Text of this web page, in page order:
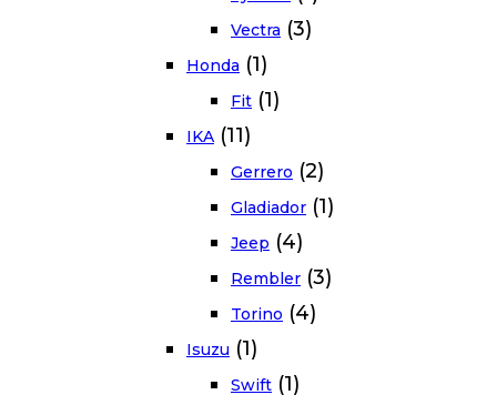
Vectra (3)
Honda (1)
Fit (1)
IKA (11)
Gerrero (2)
Gladiador (1)
Jeep (4)
Rembler (3)
Torino (4)
Isuzu (1)
Swift (1)